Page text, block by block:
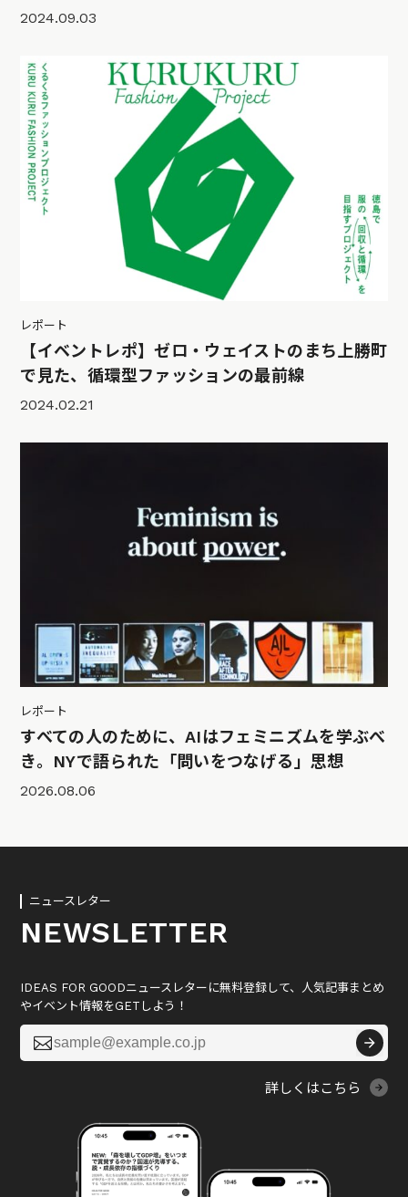
2024.09.03
レポート
【イベントレポ】ゼロ・ウェイストのまち上勝町
で見た、循環型ファッションの最前線
2024.02.21
レポート
すべての人のために、AIはフェミニズムを学ぶべ
き。NYで語られた「問いをつなげる」思想
2026.08.06
ニュースレター
NEWSLETTER
IDEAS FOR GOODニュースレターに無料登録して、人気記事まとめ
やイベント情報をGETしよう！

詳しくはこちら